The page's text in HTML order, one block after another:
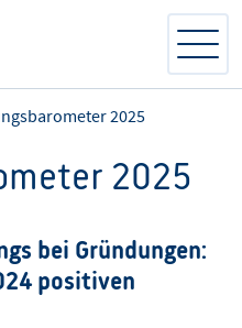
2025
2025
bei Gründungen:
positiven